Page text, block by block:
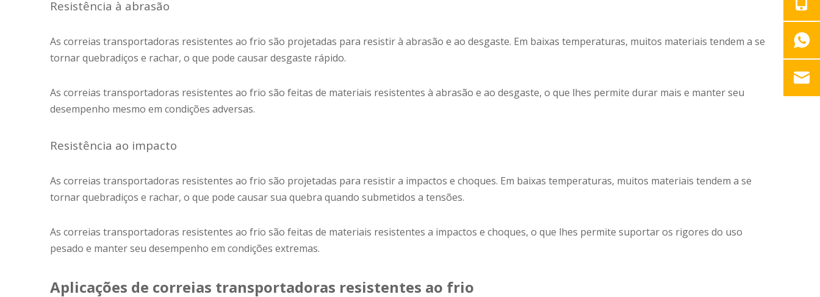
Resistência à abrasão
As correias transportadoras resistentes ao frio são projetadas para resistir à abrasão e ao desgaste. Em baixas temperaturas, muitos materiais tendem a se
tornar quebradiços e rachar, o que pode causar desgaste rápido.
As correias transportadoras resistentes ao frio são feitas de materiais resistentes à abrasão e ao desgaste, o que lhes permite durar mais e manter seu
desempenho mesmo em condições adversas.
Resistência ao impacto
As correias transportadoras resistentes ao frio são projetadas para resistir a impactos e choques. Em baixas temperaturas, muitos materiais tendem a se
tornar quebradiços e rachar, o que pode causar sua quebra quando submetidos a tensões.
As correias transportadoras resistentes ao frio são feitas de materiais resistentes a impactos e choques, o que lhes permite suportar os rigores do uso
pesado e manter seu desempenho em condições extremas.
Aplicações de correias transportadoras resistentes ao frio